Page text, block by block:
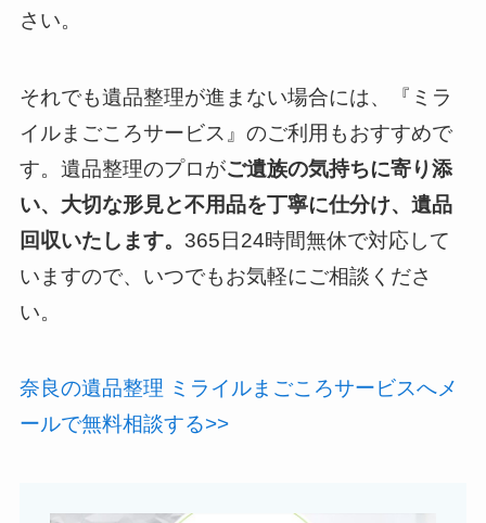
さい。
それでも遺品整理が進まない場合には、『ミラ
イルまごころサービス』のご利用もおすすめで
す。遺品整理のプロがご遺族の気持ちに寄り添
い、大切な形見と不用品を丁寧に仕分け、遺品
回収いたします。 365日24時間無休で対応して
いますので、いつでもお気軽にご相談くださ
い。
奈良の遺品整理 ミライルまごころサービスへメ
ールで無料相談する>>